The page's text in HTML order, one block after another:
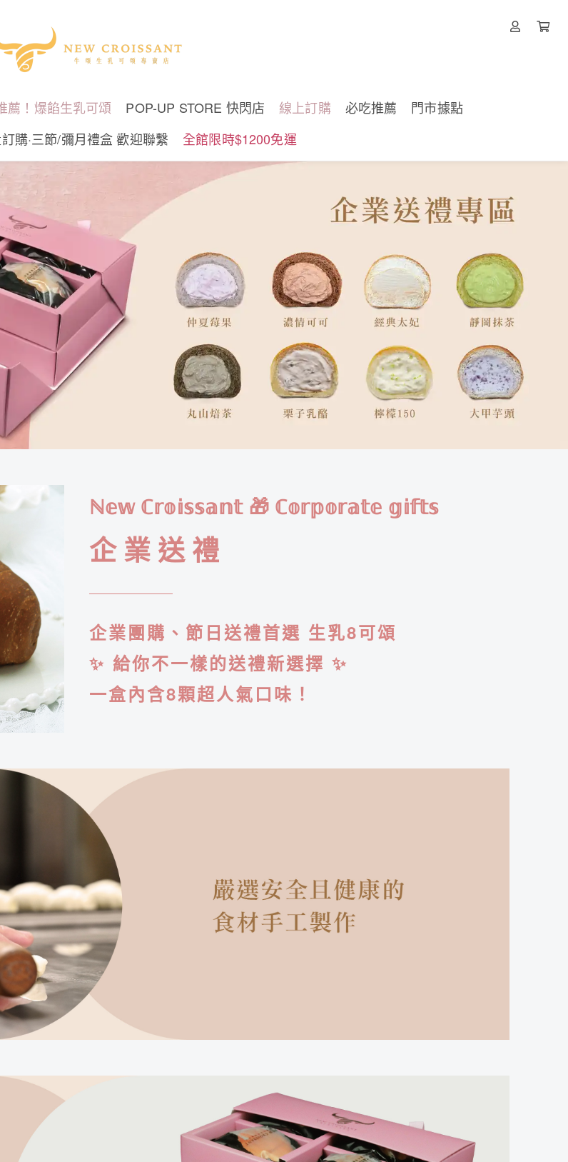
薦！爆餡生乳可頌 POP-UP STORE 快閃店 線上訂購 必吃推薦
門市據點
購·三節/彌月禮盒 歡迎聯繫 全館限時$1200免運
ℕ𝕖𝕨 ℂ𝕣𝕠𝕚𝕤𝕤𝕒𝕟𝕥 🎁 ℂ𝕠𝕣𝕡𝕠𝕣𝕒𝕥𝕖 𝕘𝕚𝕗𝕥𝕤
企業送禮
企業團購、節日送禮首選 生乳8可頌
✨ 給你不一樣的送禮新選擇 ✨
一盒內含8顆超人氣口味！